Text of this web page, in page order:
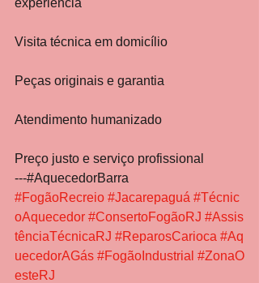
experiência
Visita técnica em domicílio
Peças originais e garantia
Atendimento humanizado
Preço justo e serviço profissional
---#AquecedorBarra
#FogãoRecreio #Jacarepaguá #Técnic
oAquecedor #ConsertoFogãoRJ #Assis
tênciaTécnicaRJ #ReparosCarioca #Aq
uecedorAGás #FogãoIndustrial #ZonaO
esteRJ